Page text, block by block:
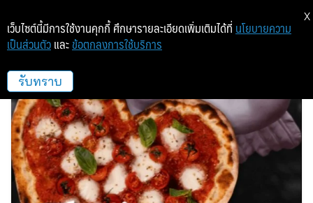
โรงแรม พูลแมน จี
เว็บไซต์นี้มีการใช้งานคุกกี้ ศึกษารายละเอียดเพิ่มเติมได้ที่ นโยบายความ
เป็นส่วนตัว และ ข้อตกลงการใช้บริการ
รับทราบ
X